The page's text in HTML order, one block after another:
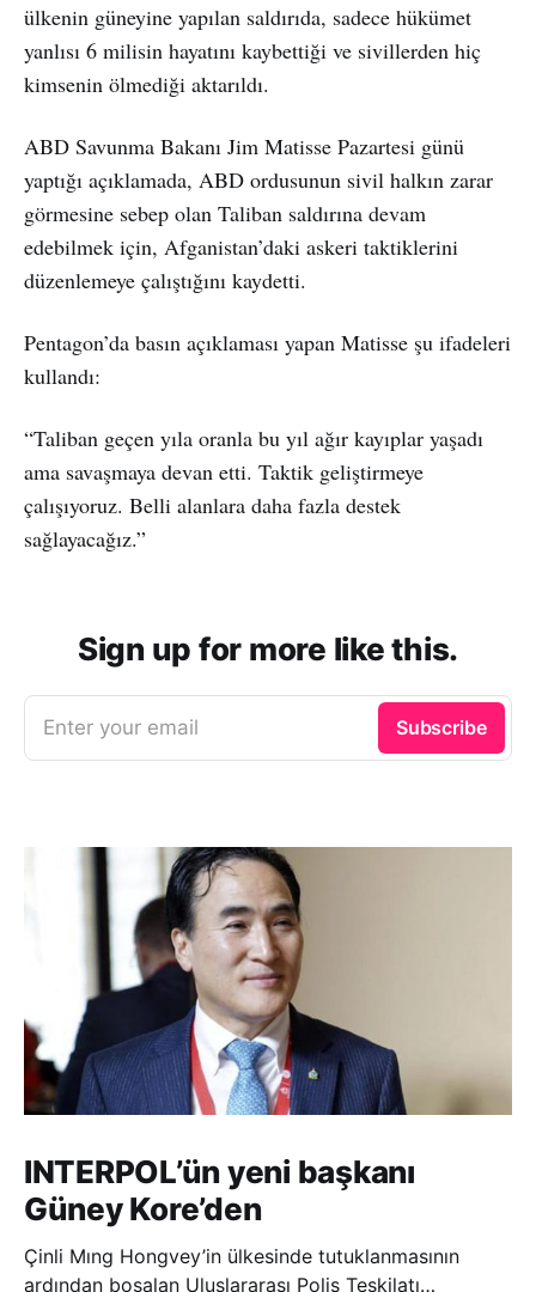
ülkenin güneyine yapılan saldırıda, sadece hükümet
yanlısı 6 milisin hayatını kaybettiği ve sivillerden hiç
kimsenin ölmediği aktarıldı.
ABD Savunma Bakanı Jim Matisse Pazartesi günü
yaptığı açıklamada, ABD ordusunun sivil halkın zarar
görmesine sebep olan Taliban saldırına devam
edebilmek için, Afganistan’daki askeri taktiklerini
düzenlemeye çalıştığını kaydetti.
Pentagon’da basın açıklaması yapan Matisse şu ifadeleri
kullandı:
“Taliban geçen yıla oranla bu yıl ağır kayıplar yaşadı
ama savaşmaya devan etti. Taktik geliştirmeye
çalışıyoruz. Belli alanlara daha fazla destek
sağlayacağız.”
Sign up for more like this.
Enter your email Subscribe
INTERPOL’ün yeni başkanı
Güney Kore’den
Çinli Mıng Hongvey’in ülkesinde tutuklanmasının
ardından boşalan Uluslararası Polis Teşkilatı